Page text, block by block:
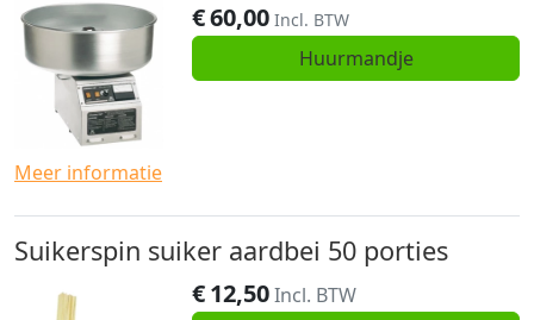
€60,00 Incl. BTW
Huurmandje
Meer informatie
Suikerspin suiker aardbei 50 porties
€12,50Incl. BTW